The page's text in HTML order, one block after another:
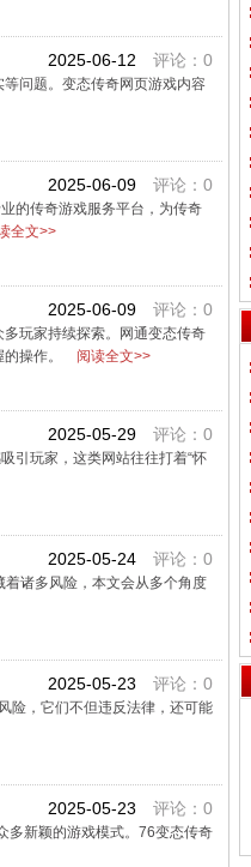
2025-06-12 评论：0
问题。变态传奇网页游戏内容
2025-06-09评论：0
的传奇游戏服务平台，为传奇
全文>>
2025-06-09评论：0
玩家持续探索。网通变态传奇
操作。
阅读全文>>
2025-05-29评论：0
引玩家，这类网站往往打着“怀
2025-05-24评论：0
着诸多风险，本文会从多个角度
2025-05-23 评论：0
险，它们不但违反法律，还可能
2025-05-23 评论：0
多新颖的游戏模式。76变态传奇